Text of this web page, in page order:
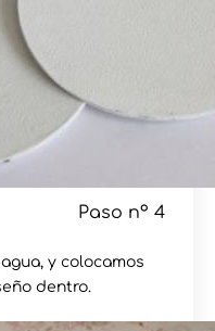
Paso nº 4
y colocamos
dentro.